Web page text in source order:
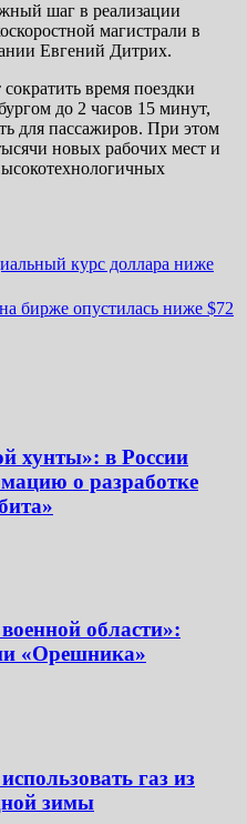
шаг в реализации
магистрали в
Евгений Дитрих.
время поездки
до 2 часов 15 минут,
для пассажиров. При этом
новых рабочих мест и
курс доллара ниже
бирже опустилась ниже $72
хунты»: в России
о разработке
области»:
«Орешника»
газ из
зимы